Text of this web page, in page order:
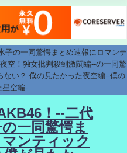
子の一同驚愕まとめ速報にロマンテ
空！独女批判殺到激闘編--の一同驚
い？-僕の見たかった夜空編--僕の
星空編-
！--二代
一同驚愕ま
ンティック